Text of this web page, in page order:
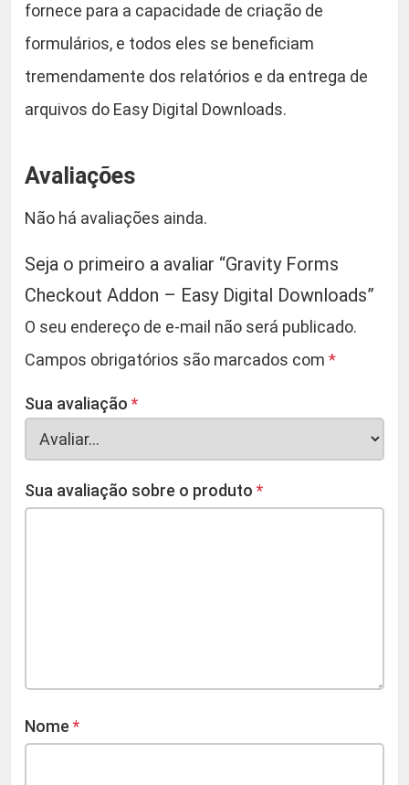
fornece para a capacidade de criação de
formulários, e todos eles se beneficiam
tremendamente dos relatórios e da entrega de
arquivos do Easy Digital Downloads.
Avaliações
Não há avaliações ainda.
Seja o primeiro a avaliar “Gravity Forms
Checkout Addon – Easy Digital Downloads”
O seu endereço de e-mail não será publicado.
Campos obrigatórios são marcados com *
Sua avaliação *
Sua avaliação sobre o produto *
Nome *